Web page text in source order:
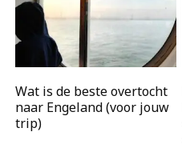
Wat is de beste overtocht
naar Engeland (voor jouw
trip)